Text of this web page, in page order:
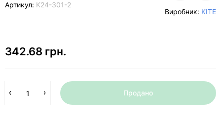
Артикул: K24-301-2
Виробник: KITE
342.68 грн.
Продано